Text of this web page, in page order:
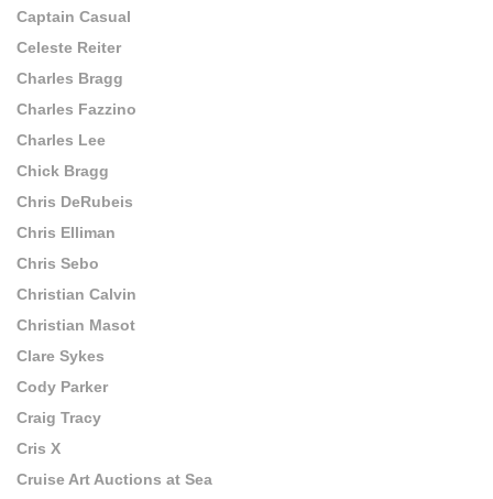
Captain Casual
Celeste Reiter
Charles Bragg
Charles Fazzino
Charles Lee
Chick Bragg
Chris DeRubeis
Chris Elliman
Chris Sebo
Christian Calvin
Christian Masot
Clare Sykes
Cody Parker
Craig Tracy
Cris X
Cruise Art Auctions at Sea